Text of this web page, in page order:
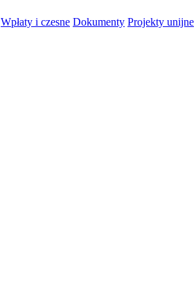
Wpłaty i czesne Dokumenty Projekty unijne